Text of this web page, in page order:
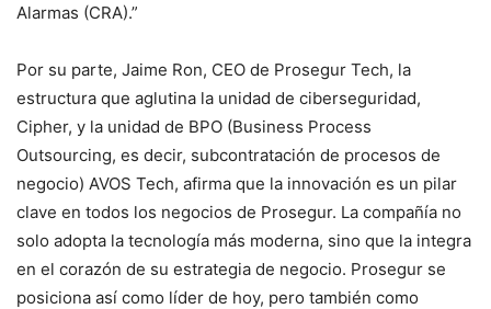
Alarmas (CRA).”
Por su parte, Jaime Ron, CEO de Prosegur Tech, la
estructura que aglutina la unidad de ciberseguridad,
Cipher, y la unidad de BPO (Business Process
Outsourcing, es decir, subcontratación de procesos de
negocio) AVOS Tech, afirma que la innovación es un pilar
clave en todos los negocios de Prosegur. La compañía no
solo adopta la tecnología más moderna, sino que la integra
en el corazón de su estrategia de negocio. Prosegur se
posiciona así como líder de hoy, pero también como